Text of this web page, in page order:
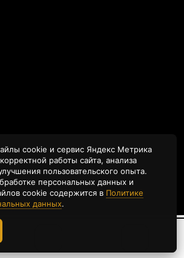
cookie и сервис Яндекс Метрика
работы сайта, анализа
пользовательского опыта.
персональных данных и
cookie содержится в Политике
данных.
защищены Политика
cookie и сервис Яндекс Метрика
работы сайта, анализа
пользовательского опыта.
персональных данных и
cookie содержится в Политике
данных.